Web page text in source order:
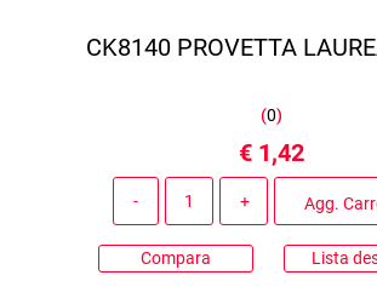
CK8140 PROVETTA
(0)
€ 1,42
Agg.
Compara Lista